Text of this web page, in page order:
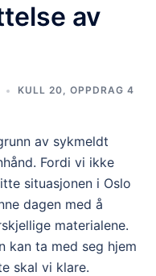
av
KULL 20, OPPDRAG 4
av sykmeldt
Fordi vi ikke
situasjonen i Oslo
dagen med å
materialene.
kan ta med seg hjem
skal vi klare.